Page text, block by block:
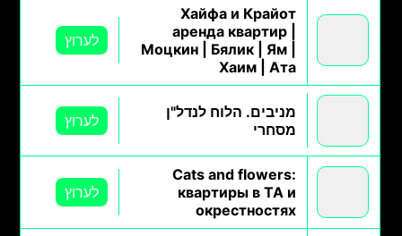
Хайфа и Крайот
аренда квартир |
Моцкин | Бялик | Ям |
Хаим | Ата
לערוץ
מניבים. הלוח לנדל"ן
מסחרי
לערוץ
Cats and flowers:
квартиры в ТА и
окрестностях
לערוץ